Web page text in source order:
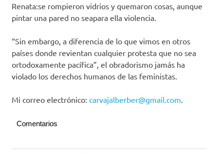
Renata:se rompieron vidrios y quemaron cosas, aunque
pintar una pared no seapara ella violencia.
“Sin embargo, a diferencia de lo que vimos en otros
países donde revientan cualquier protesta que no sea
ortodoxamente pacífica”, el obradorismo jamás ha
violado los derechos humanos de las feministas.
Mi correo electrónico: carvajalberber@gmail.com.
Comentarios